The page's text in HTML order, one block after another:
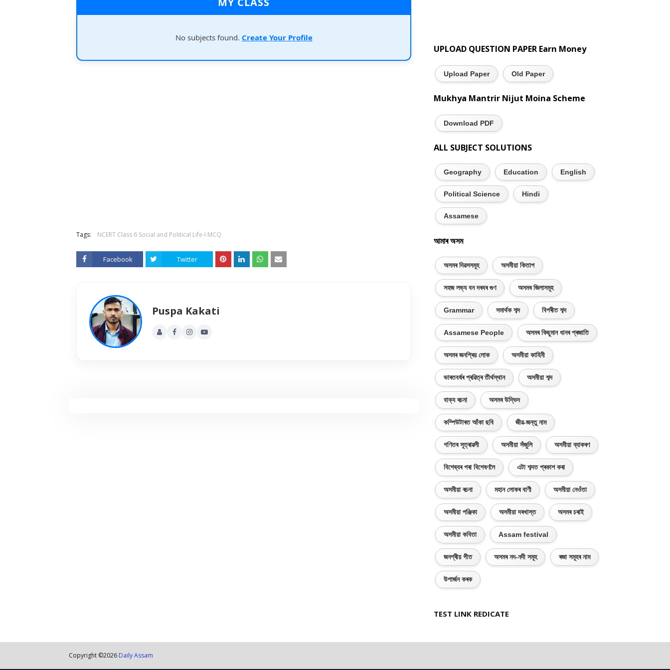
No subjects found. Create Your Profile
Tags: NCERT Class 6 Social and Political Life-I MCQ
Facebook Twitter
Puspa Kakati
UPLOAD QUESTION PAPER Earn Money
Upload Paper Old Paper
Mukhya Mantrir Nijut Moina Scheme
Download PDF
ALL SUBJECT SOLUTIONS
Geography Education English
Political Science Hindi
Assamese
আমাৰ অসম
অসমৰ দিৱসসমূহ অসমীয়া কিতাপ
সহজ লভ্য বন দৰবৰ গুণ অসমৰ জিলাসমূহ
Grammar সমাৰ্থক শব্দ বিপৰীত শব্দ
Assamese People অসমৰ কিছুমান ধানৰ প্ৰজাতি
অসমৰ জনপ্ৰিয় লোক অসমীয়া কাহিনী
ভাৰতবৰ্ষৰ প্ৰৱিত্ৰ তীৰ্থস্থান অসমীয়া শব্দ
বাক্য ৰচনা অসমৰ উদ্ভিদ
কম্পিউটাৰত আঁকা ছবি জীৱ-জন্তু নাম
গণিতৰ সূত্ৰাৱলী অসমীয়া সঁজুলি অসমীয়া ব্যাকৰণ
বিশেষ্যৰ পৰা বিশেষণলৈ এটা শব্দত প্ৰকাশ কৰা
অসমীয়া ৰচনা মহান লোকৰ বাণী অসমীয়া নেওঁতা
অসমীয়া পঞ্জিকা অসমীয়া দৰখাস্ত অসমৰ চৰাই
অসমীয়া কবিতা Assam festival
জনপ্ৰীয় গীত অসমৰ নদ-নদী সমূহ ৰজা সমূহৰ নাম
উপাৰ্জন কৰক
TEST LINK REDICATE
Copyright ©2026 Daily Assam